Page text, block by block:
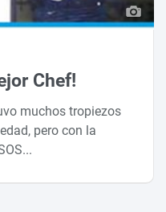
Chef!
muchos tropiezos
pero con la